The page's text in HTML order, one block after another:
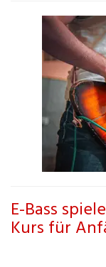
E-Bass
Kurs für